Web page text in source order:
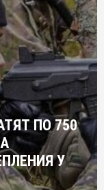
ПО 750
У